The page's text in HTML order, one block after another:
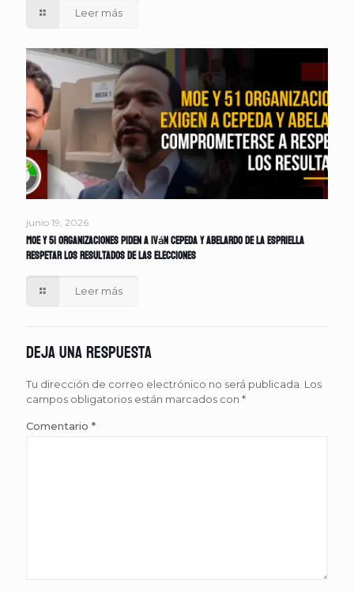
Leer más
junio 19, 2026
MOE y 51 organizaciones piden a Iván Cepeda y Abelardo de la Espriella
respetar los resultados de las elecciones
Leer más
Deja una respuesta
Tu dirección de correo electrónico no será publicada. Los
campos obligatorios están marcados con *
Comentario *